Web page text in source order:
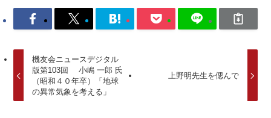
機友会ニュースデジタル
版第103回 小嶋 一郎 氏
（昭和４０年卒）「地球
の異常気象を考える」
上野明先生を偲んで